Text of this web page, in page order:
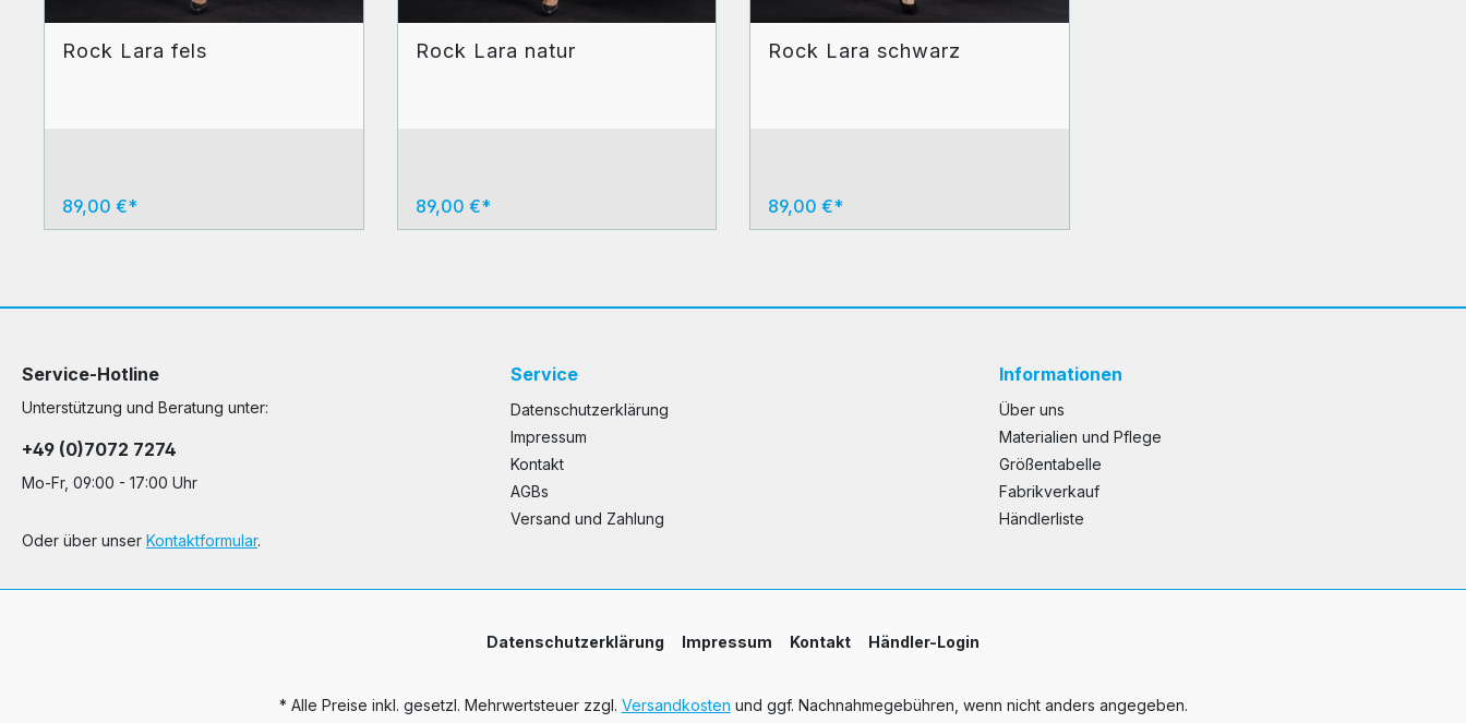
Rock Lara fels
89,00 €*
Rock Lara natur
89,00 €*
Rock Lara schwarz
89,00 €*
Service-Hotline
Unterstützung und Beratung unter:
+49 (0)7072 7274
Mo-Fr, 09:00 - 17:00 Uhr
Oder über unser Kontaktformular.
Service
Datenschutzerklärung
Impressum
Kontakt
AGBs
Versand und Zahlung
Informationen
Über uns
Materialien und Pflege
Größentabelle
Fabrikverkauf
Händlerliste
Datenschutzerklärung Impressum Kontakt Händler-Login
* Alle Preise inkl. gesetzl. Mehrwertsteuer zzgl. Versandkosten und ggf. Nachnahmegebühren, wenn nicht anders angegeben.